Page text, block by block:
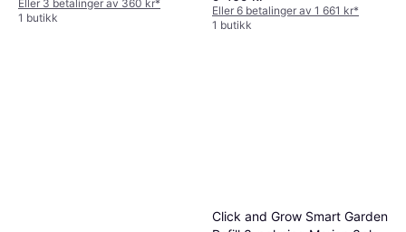
LED Vekstlys
Eller 3 betalinger av 360 kr*
1 butikk
Eller 6 betalinger av 1 661 kr*
1 butikk
Click and Grow Smart Garden